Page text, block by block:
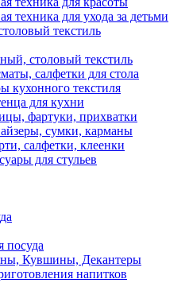
техника для ухода за детьми
текстиль
столовый текстиль
салфетки для стола
кухонного текстиля
для кухни
фартуки, прихватки
сумки, карманы
салфетки, клеенки
для стульев
посуда
Кувшины, Декантеры
напитков